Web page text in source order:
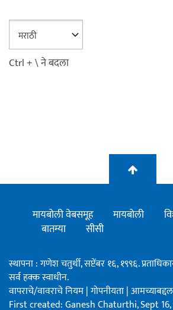
Ctrl + \ ने बदला
मायबोली वेबसमूह मायबोली
बातम्या
सीसी
स्थापना : गणेश चतुर्थी, सप्टेंबर १६, १९९६.
सर्व हक्क स्वाधीन.
वापराचे/वावराचे नियम|गोपनीयता|आमच्याबद्दल
First created: Ganesh Chaturthi, Sept